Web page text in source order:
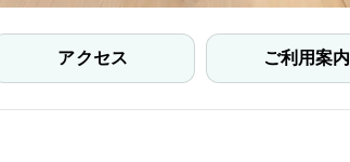
アクセス ご利用案内